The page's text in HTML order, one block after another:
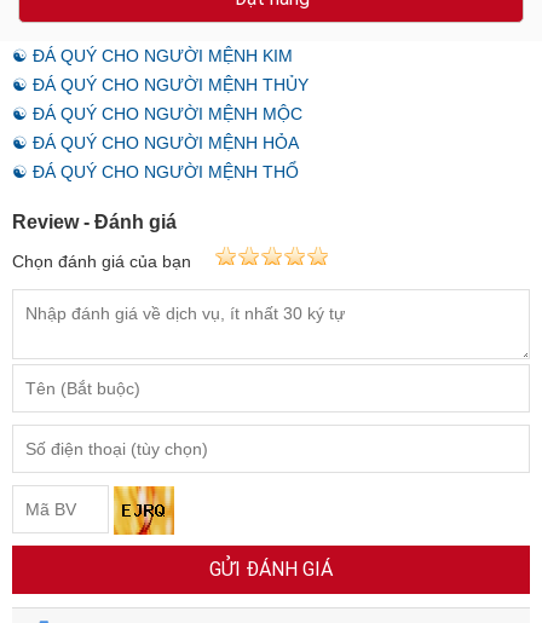
☯ ĐÁ QUÝ CHO NGƯỜI MỆNH KIM
☯ ĐÁ QUÝ CHO NGƯỜI MỆNH THỦY
☯ ĐÁ QUÝ CHO NGƯỜI MỆNH MỘC
☯ ĐÁ QUÝ CHO NGƯỜI MỆNH HỎA
☯ ĐÁ QUÝ CHO NGƯỜI MỆNH THỔ
Review - Đánh giá
Chọn đánh giá của bạn
GỬI ĐÁNH GIÁ